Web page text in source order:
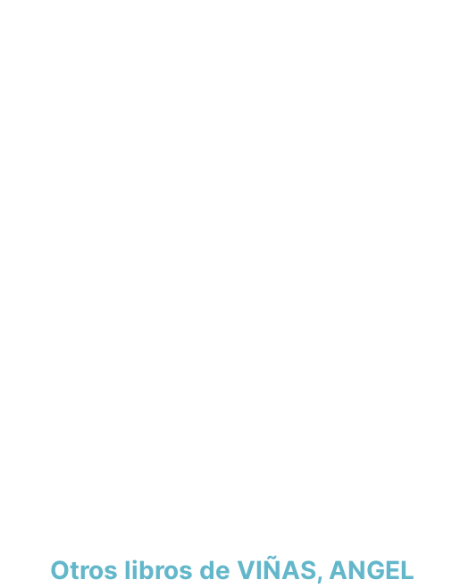
Otros libros de VIÑAS, ANGEL